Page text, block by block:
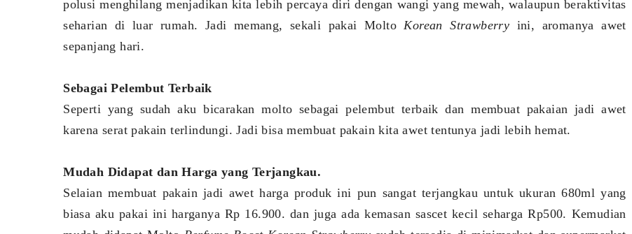
polusi menghilang menjadikan kita lebih percaya diri dengan wangi yang mewah, walaupun beraktivitas
seharian di luar rumah. Jadi memang, sekali pakai MoltoKorean Strawberry ini, aromanya awet
sepanjang hari.
Sebagai Pelembut Terbaik
Seperti yang sudah aku bicarakan molto sebagai pelembut terbaik dan membuat pakaian jadi awet
karena serat pakain terlindungi. Jadi bisa membuat pakain kita awet tentunya jadi lebih hemat.
Mudah Didapat dan Harga yang Terjangkau.
Selaian membuat pakain jadi awet harga produk ini pun sangat terjangkau untuk ukuran 680ml yang
biasa aku pakai ini harganya Rp 16.900. dan juga ada kemasan sascet kecil seharga Rp500. Kemudian